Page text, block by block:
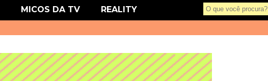
MICOS DA TV REALITY